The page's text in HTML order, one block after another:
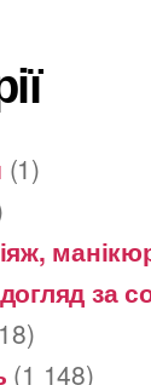
(1)
за
(1 148)